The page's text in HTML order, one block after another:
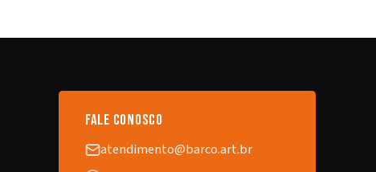
fale conosco
atendimento@barco.art.br